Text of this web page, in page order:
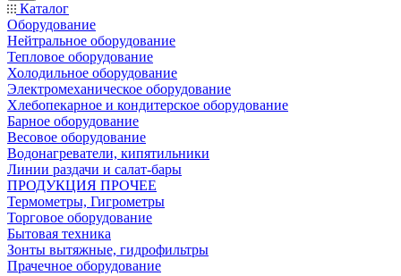
Каталог
Оборудование
Нейтральное оборудование
Тепловое оборудование
Холодильное оборудование
Электромеханическое оборудование
Хлебопекарное и кондитерское оборудование
Барное оборудование
Весовое оборудование
Водонагреватели, кипятильники
Линии раздачи и салат-бары
ПРОДУКЦИЯ ПРОЧЕЕ
Термометры, Гигрометры
Торговое оборудование
Бытовая техника
Зонты вытяжные, гидрофильтры
Прачечное оборудование